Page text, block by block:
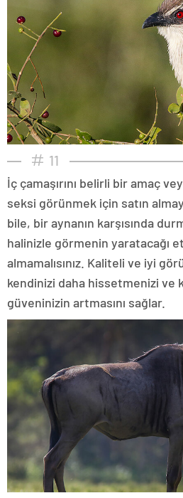
11
İç çamaşırını belirli bir amaç
seksi görünmek için satın
bile, bir aynanın karşısında
halinizle görmenin yaratacağı
almamalısınız. Kaliteli ve iyi
kendinizi daha hissetmenizi ve
güveninizin artmasını sağlar.